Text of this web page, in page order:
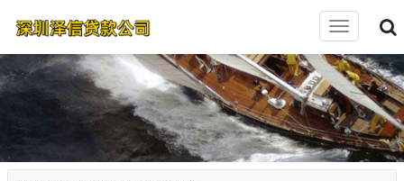
切
导
航